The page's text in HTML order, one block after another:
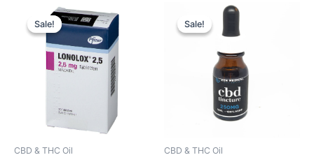
Sale!
Sale!
CBD & THC Oil
Original
price
was:
51,93 €.
price
is:
43,27 €.
Sale!
Sale!
CBD & THC Oil
Original
price
was:
Current
price
is: